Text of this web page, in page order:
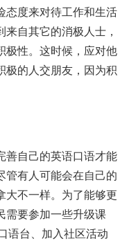
态度来对待工作和生活
自其它的消极人士，
极性。这时候，应对他
极的人交朋友，因为积
善自己的英语口语才能
管有人可能会在自己的
大不一样。为了能够更
需要参加一些升级课
语台、加入社区活动